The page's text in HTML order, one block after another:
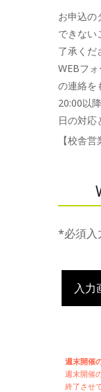
お申込の
できない
了承くだ
WEBフ
の連絡を
20:00以
日の対応
【校舎
*必須入
入力
週末開催
週末開催
終了させ